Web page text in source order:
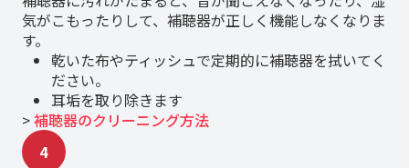
気がこもったりして、補聴器が正しく機能しなくなりま
す。
乾いた布やティッシュで定期的に補聴器を拭いてく
ださい。
耳垢を取り除きます
>補聴器のクリーニング方法
4